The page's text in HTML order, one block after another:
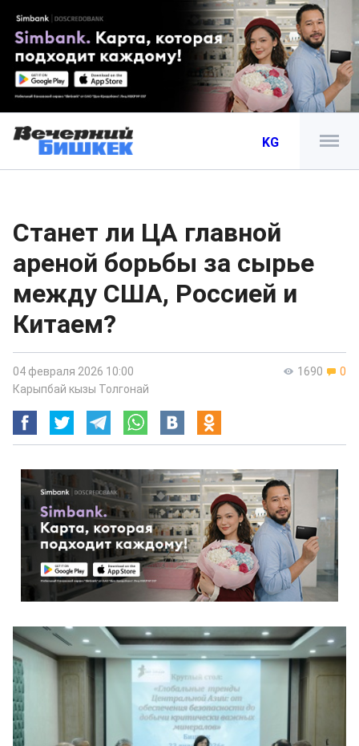
KG
Станет ли ЦА главной
ареной борьбы за сырье
между США, Россией и
Китаем?
1690 0
04 февраля 2026 10:00
Карыпбай кызы Толгонай